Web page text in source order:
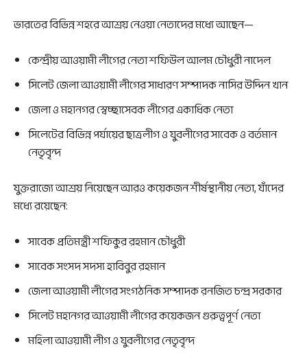
ভারতের বিভিন্ন শহরে আশ্রয় নেওয়া নেতাদের মধ্যে আছেন—
কেন্দ্রীয় আওয়ামী লীগের নেতা শফিউল আলম চৌধুরী নাদেল
সিলেট জেলা আওয়ামী লীগের সাধারণ সম্পাদক নাসির উদ্দিন খান
জেলা ও মহানগর স্বেচ্ছাসেবক লীগের একাধিক নেতা
সিলেটের বিভিন্ন পর্যায়ের ছাত্রলীগ ও যুবলীগের সাবেক ও বর্তমান
নেতৃবৃন্দ
যুক্তরাজ্যে আশ্রয় নিয়েছেন আরও কয়েকজন শীর্ষস্থানীয় নেতা, যাঁদের
মধ্যে রয়েছেন:
সাবেক প্রতিমন্ত্রী শফিকুর রহমান চৌধুরী
সাবেক সংসদ সদস্য হাবিবুর রহমান
জেলা আওয়ামী লীগের সংগঠনিক সম্পাদক রনজিত চন্দ্র সরকার
সিলেট মহানগর আওয়ামী লীগের কয়েকজন গুরুত্বপূর্ণ নেতা
মহিলা আওয়ামী লীগ ও যুবলীগের নেতৃবৃন্দ